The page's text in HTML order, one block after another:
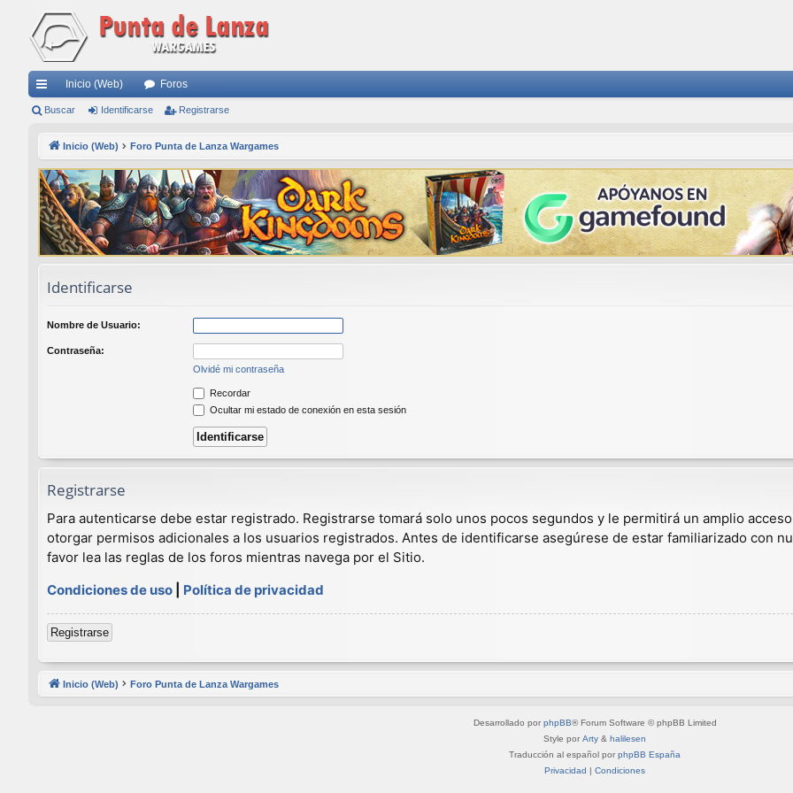
nl
rá
pi
do
Inicio (Web) Foros
Buscar Identificarse Registrarse
Inicio (Web) Foro Punta de Lanza Wargames
Identificarse
Nombre de Usuario:
Contraseña:
Olvidé mi contraseña
Recordar
Ocultar mi estado de conexión en esta sesión
Registrarse
Para autenticarse debe estar registrado. Registrarse tomará solo unos pocos segundos y le permitirá un amplio
otorgar permisos adicionales a los usuarios registrados. Antes de identificarse asegúrese de estar familiarizado con
favor lea las reglas de los foros mientras navega por el Sitio.
Condiciones de uso
Política de privacidad
Registrarse
Inicio (Web) Foro Punta de Lanza Wargames
Desarrollado por phpBB® Forum Software © phpBB Limited
Style por Arty & halilesen
Traducción al español por phpBB España
Privacidad | Condiciones